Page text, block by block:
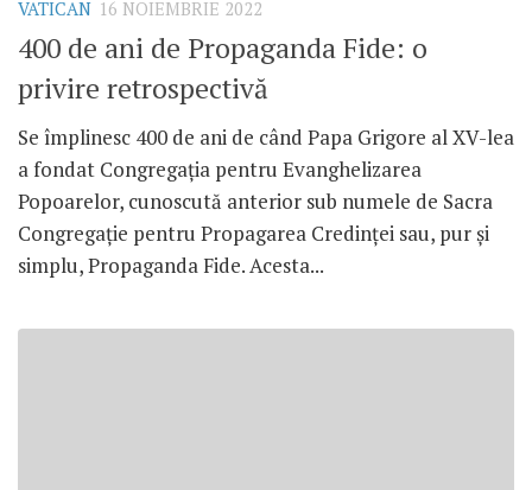
VATICAN 16 NOIEMBRIE 2022
400 de ani de Propaganda Fide: o
privire retrospectivă
Se împlinesc 400 de ani de când Papa Grigore al XV-lea
a fondat Congregația pentru Evanghelizarea
Popoarelor, cunoscută anterior sub numele de Sacra
Congregație pentru Propagarea Credinței sau, pur și
simplu, Propaganda Fide. Acesta...